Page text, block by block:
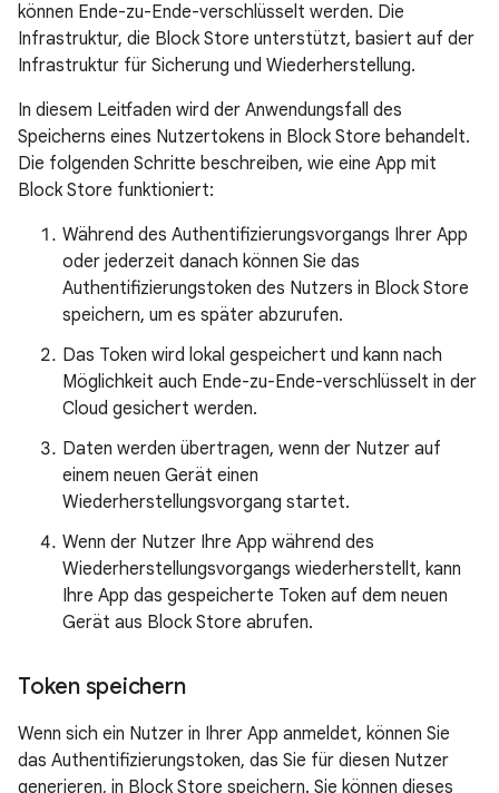
können Ende-zu-Ende-verschlüsselt werden. Die
Infrastruktur, die Block Store unterstützt, basiert auf der
Infrastruktur für Sicherung und Wiederherstellung.
In diesem Leitfaden wird der Anwendungsfall des
Speicherns eines Nutzertokens in Block Store behandelt.
Die folgenden Schritte beschreiben, wie eine App mit
Block Store funktioniert:
Während des Authentifizierungsvorgangs Ihrer App
oder jederzeit danach können Sie das
Authentifizierungstoken des Nutzers in Block Store
speichern, um es später abzurufen.
Das Token wird lokal gespeichert und kann nach
Möglichkeit auch Ende-zu-Ende-verschlüsselt in der
Cloud gesichert werden.
Daten werden übertragen, wenn der Nutzer auf
einem neuen Gerät einen
Wiederherstellungsvorgang startet.
Wenn der Nutzer Ihre App während des
Wiederherstellungsvorgangs wiederherstellt, kann
Ihre App das gespeicherte Token auf dem neuen
Gerät aus Block Store abrufen.
Token speichern
Wenn sich ein Nutzer in Ihrer App anmeldet, können Sie
das Authentifizierungstoken, das Sie für diesen Nutzer
generieren, in Block Store speichern. Sie können dieses